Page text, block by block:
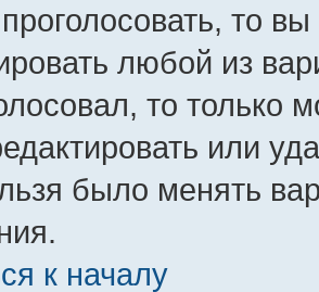
то
любой из
то только
или
было менять
к началу